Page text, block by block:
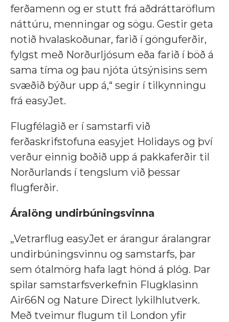
ferðamenn og er stutt frá aðdráttaröflum
náttúru, menningar og sögu. Gestir geta
notið hvalaskoðunar, farið í gönguferðir,
fylgst með Norðurljósum eða farið í böð á
sama tíma og þau njóta útsýnisins sem
svæðið býður upp á,“ segir í tilkynningu
frá easyJet.
Flugfélagið er í samstarfi við
ferðaskrifstofuna easyjet Holidays og því
verður einnig boðið upp á pakkaferðir til
Norðurlands í tengslum við þessar
flugferðir.
Áralöng undirbúningsvinna
„Vetrarflug easyJet er árangur áralangrar
undirbúningsvinnu og samstarfs, þar
sem ótalmörg hafa lagt hönd á plóg. Þar
spilar samstarfsverkefnin Flugklasinn
Air66N og Nature Direct lykilhlutverk.
Með tveimur flugum til London yfir